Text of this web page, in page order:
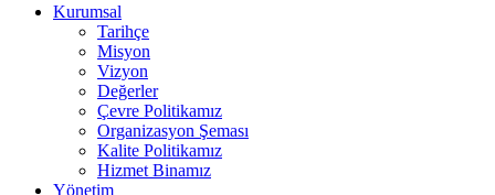
Kurumsal
Tarihçe
Misyon
Vizyon
Değerler
Çevre Politikamız
Organizasyon Şeması
Kalite Politikamız
Hizmet Binamız
Yönetim